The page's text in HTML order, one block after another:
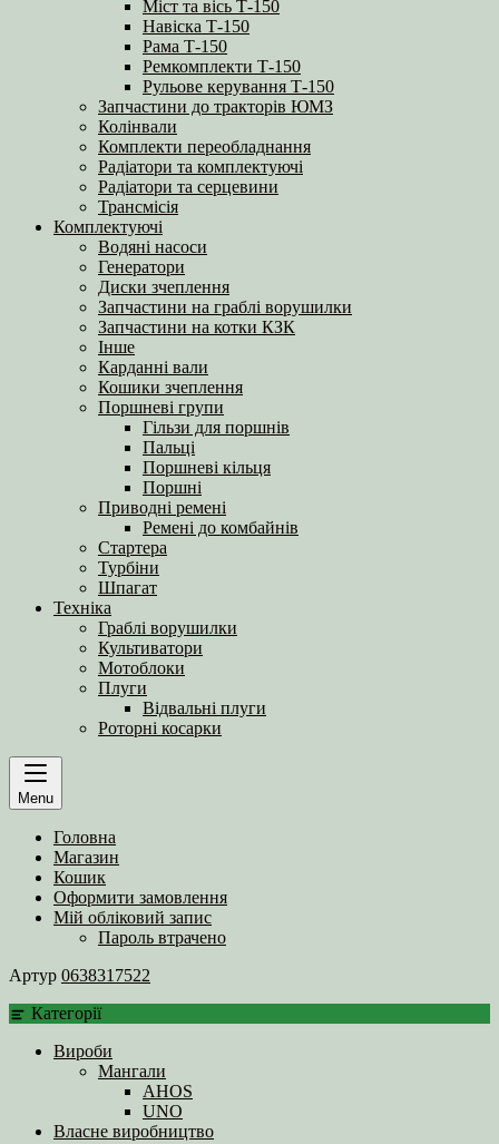
Міст та вісь Т-150
Навіска Т-150
Рама Т-150
Ремкомплекти Т-150
Рульове керування Т-150
Запчастини до тракторів ЮМЗ
Колінвали
Комплекти переобладнання
Радіатори та комплектуючі
Радіатори та серцевини
Трансмісія
Комплектуючі
Водяні насоси
Генератори
Диски зчеплення
Запчастини на граблі ворушилки
Запчастини на котки КЗК
Інше
Карданні вали
Кошики зчеплення
Поршневі групи
Гільзи для поршнів
Пальці
Поршневі кільця
Поршні
Приводні ремені
Ремені до комбайнів
Стартера
Турбіни
Шпагат
Техніка
Граблі ворушилки
Культиватори
Мотоблоки
Плуги
Відвальні плуги
Роторні косарки
Menu
Головна
Магазин
Кошик
Оформити замовлення
Мій обліковий запис
Пароль втрачено
Артур 0638317522
Категорії
Вироби
Мангали
AHOS
UNO
Власне виробництво